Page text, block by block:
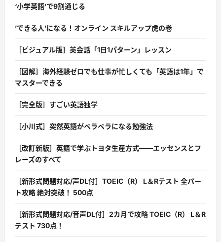
‘小学英語’で9割通じる
’できる人’になる！オンライン スキルアップ虎の巻
［ビジュアル版］英会話「1日1パターン」レッスン
［図解］海外経験ゼロでも仕事が忙しくても「英語は1年」で
マスターできる
［完全版］すごい英語独学
［小川式］突然英語がペラペラになる勉強法
［改訂新版］英語で学ぶトヨタ生産方式――エッセンスとフ
レーズのすべて
［新形式問題対応/声DL付］TOEIC（R） L＆Rテスト 全パー
ト攻略 絶対突破！ 500点
［新形式問題対応/音声DL付］2カ月で攻略 TOEIC（R） L＆R
テスト 730点！